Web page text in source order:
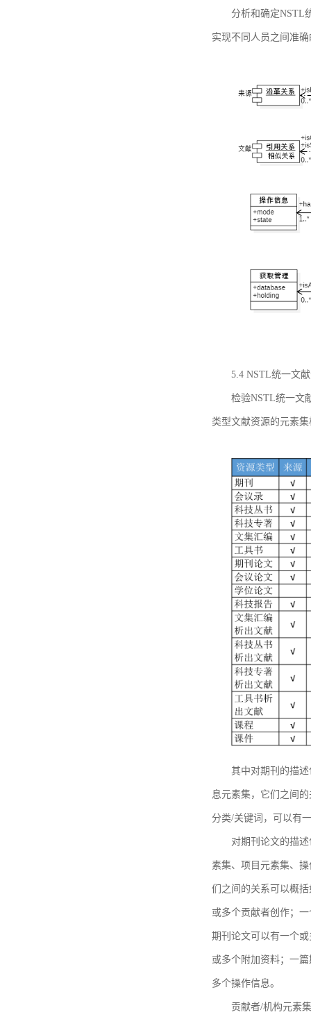
分析和确定NSTL
实现不同人员之间准
5.4 NSTL统一文
检验NSTL统一文
类型文献资源的元素
其中对期刊的描
息元素集，它们之间
分类/关键词，可以有
对期刊论文的描
素集、项目元素集、
们之间的关系可以概
或多个贡献者创作；
期刊论文可以有一个
或多个附加资料；一
多个操作信息。
贡献者/机构元素